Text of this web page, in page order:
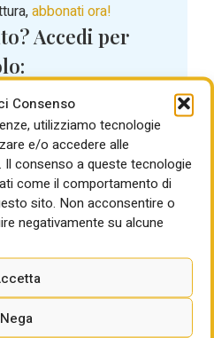
Consenso
utilizziamo tecnologie
e/o accedere alle
consenso a queste tecnologie
come il comportamento di
sito. Non acconsentire o
negativamente su alcune
Nega
abbonati ora!
Accedi per
email